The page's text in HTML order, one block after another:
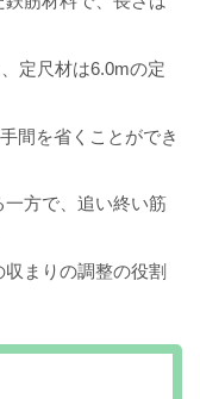
定尺材は6.0mの定
間を省くことができ
方で、追い終い筋
まりの調整の役割